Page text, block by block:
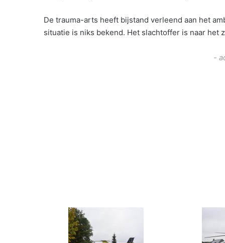
De trauma-arts heeft bijstand verleend aan het
situatie is niks bekend. Het slachtoffer is naar het
-